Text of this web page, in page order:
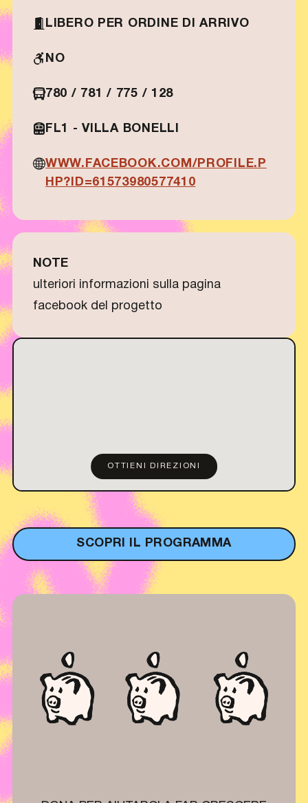
LIBERO PER ORDINE DI ARRIVO
NO
780 / 781 / 775 / 128
FL1 - VILLA BONELLI
WWW.FACEBOOK.COM/PROFILE.P
HP?ID=61573980577410
NOTE
ulteriori informazioni sulla pagina
facebook del progetto
OTTIENI DIREZIONI
SCOPRI IL PROGRAMMA